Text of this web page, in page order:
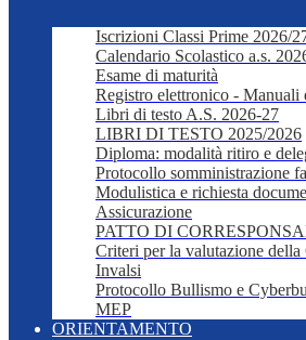
Iscrizioni Classi Prime 2026/
Calendario Scolastico a.s.
Esame di maturità
Registro elettronico - Manuali
Libri di testo A.S. 2026-27
LIBRI DI TESTO 2025/2026
Diploma: modalità ritiro e
Protocollo somministrazione
Modulistica e richiesta
Assicurazione
PATTO DI
Criteri per la valutazione
Invalsi
Protocollo Bullismo e
MEP
ORIENTAMENTO